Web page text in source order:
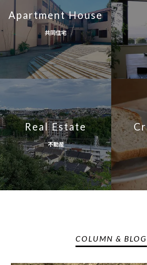
Apartment House
共同住宅
Real Estate
不動産
COLUMN & BLOG